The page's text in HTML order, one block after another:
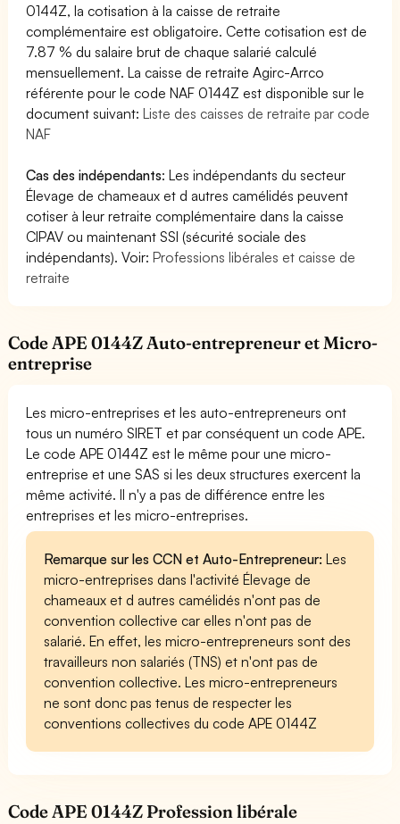
0144Z, la cotisation à la caisse de retraite
complémentaire est obligatoire. Cette cotisation est de
7.87 % du salaire brut de chaque salarié calculé
mensuellement. La caisse de retraite Agirc-Arrco
référente pour le code NAF 0144Z est disponible sur le
document suivant:Liste des caisses de retraite par code
NAF
Cas des indépendants: Les indépendants du secteur
Élevage de chameaux et d autres camélidés peuvent
cotiser à leur retraite complémentaire dans la caisse
CIPAV ou maintenant SSI (sécurité sociale des
indépendants). Voir:Professions libérales et caisse de
retraite
Code APE 0144Z Auto-entrepreneur et Micro-
entreprise
Les micro-entreprises et les auto-entrepreneurs ont
tous un numéro SIRET et par conséquent un code APE.
Le code APE 0144Z est le même pour une micro-
entreprise et une SAS si les deux structures exercent la
même activité. Il n'y a pas de différence entre les
entreprises et les micro-entreprises.
Remarque sur les CCN et Auto-Entrepreneur: Les
micro-entreprises dans l'activité Élevage de
chameaux et d autres camélidés n'ont pas de
convention collective car elles n'ont pas de
salarié. En effet, les micro-entrepreneurs sont des
travailleurs non salariés (TNS) et n'ont pas de
convention collective. Les micro-entrepreneurs
ne sont donc pas tenus de respecter les
conventions collectives du code APE 0144Z
Code APE 0144Z Profession libérale